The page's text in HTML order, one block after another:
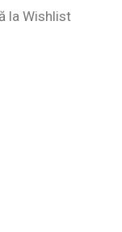
la Wishlist